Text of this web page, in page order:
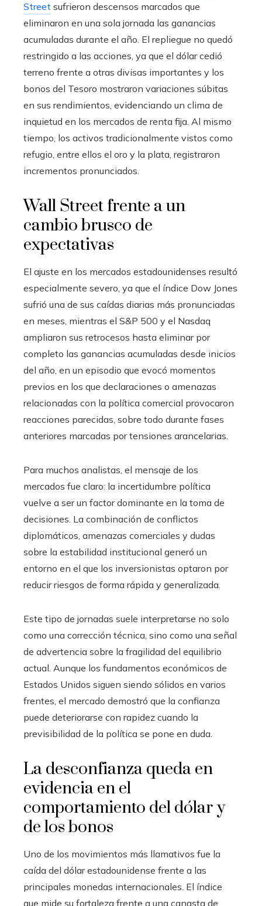
Street sufrieron descensos marcados que
eliminaron en una sola jornada las ganancias
acumuladas durante el año. El repliegue no quedó
restringido a las acciones, ya que el dólar cedió
terreno frente a otras divisas importantes y los
bonos del Tesoro mostraron variaciones súbitas
en sus rendimientos, evidenciando un clima de
inquietud en los mercados de renta fija. Al mismo
tiempo, los activos tradicionalmente vistos como
refugio, entre ellos el oro y la plata, registraron
incrementos pronunciados.
Wall Street frente a un
cambio brusco de
expectativas
El ajuste en los mercados estadounidenses resultó
especialmente severo, ya que el índice Dow Jones
sufrió una de sus caídas diarias más pronunciadas
en meses, mientras el S&P 500 y el Nasdaq
ampliaron sus retrocesos hasta eliminar por
completo las ganancias acumuladas desde inicios
del año, en un episodio que evocó momentos
previos en los que declaraciones o amenazas
relacionadas con la política comercial provocaron
reacciones parecidas, sobre todo durante fases
anteriores marcadas por tensiones arancelarias.
Para muchos analistas, el mensaje de los
mercados fue claro: la incertidumbre política
vuelve a ser un factor dominante en la toma de
decisiones. La combinación de conflictos
diplomáticos, amenazas comerciales y dudas
sobre la estabilidad institucional generó un
entorno en el que los inversionistas optaron por
reducir riesgos de forma rápida y generalizada.
Este tipo de jornadas suele interpretarse no solo
como una corrección técnica, sino como una señal
de advertencia sobre la fragilidad del equilibrio
actual. Aunque los fundamentos económicos de
Estados Unidos siguen siendo sólidos en varios
frentes, el mercado demostró que la confianza
puede deteriorarse con rapidez cuando la
previsibilidad de la política se pone en duda.
La desconfianza queda en
evidencia en el
comportamiento del dólar y
de los bonos
Uno de los movimientos más llamativos fue la
caída del dólar estadounidense frente a las
principales monedas internacionales. El índice
que mide su fortaleza frente a una canasta de